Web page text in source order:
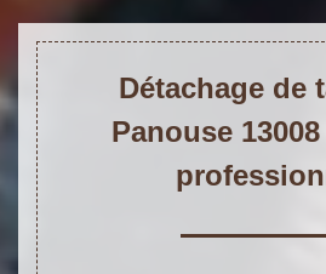
Détachage de
Panouse